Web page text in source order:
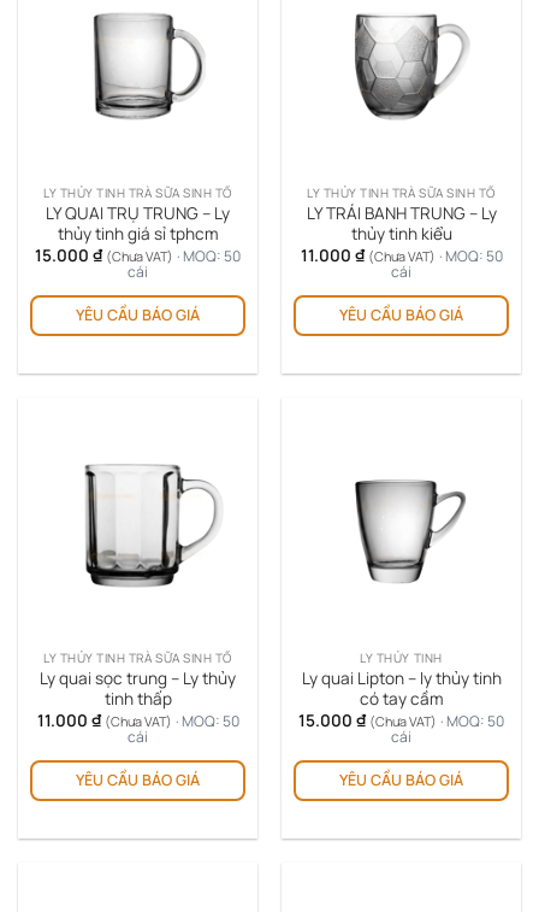
LY THỦY TINH TRÀ SỮA SINH TỐ
LY QUAI TRỤ TRUNG – Ly
thủy tinh giá sỉ tphcm
15.000 ₫ (Chưa VAT) · MOQ: 50
cái
YÊU CẦU BÁO GIÁ
LY THỦY TINH TRÀ SỮA SINH TỐ
LY TRÁI BANH TRUNG – Ly
thủy tinh kiểu
11.000 ₫ (Chưa VAT) · MOQ: 50
cái
YÊU CẦU BÁO GIÁ
LY THỦY TINH TRÀ SỮA SINH TỐ
Ly quai sọc trung – Ly thủy
tinh thấp
11.000 ₫ (Chưa VAT) · MOQ: 50
cái
YÊU CẦU BÁO GIÁ
LY THỦY TINH
Ly quai Lipton – ly thủy tinh
có tay cầm
15.000 ₫ (Chưa VAT) · MOQ: 50
cái
YÊU CẦU BÁO GIÁ